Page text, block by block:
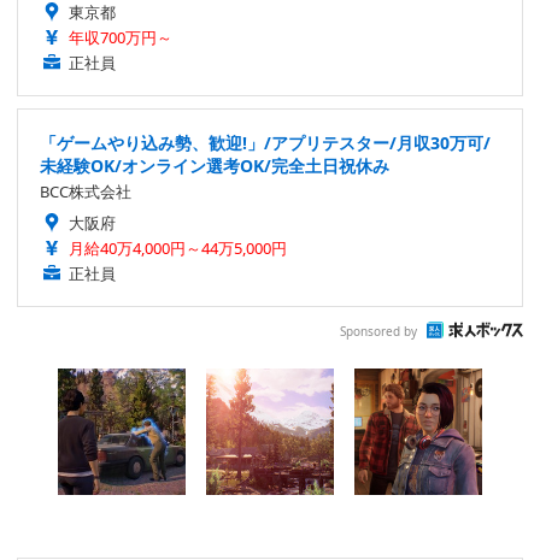
東京都
年収700万円～
正社員
「ゲームやり込み勢、歓迎!」/アプリテスター/月収30万可/
未経験OK/オンライン選考OK/完全土日祝休み
BCC株式会社
大阪府
月給40万4,000円～44万5,000円
正社員
Sponsored by